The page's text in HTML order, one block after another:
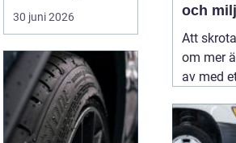
och ofta fuktigt
väder. Valet ...
30 juni 2026
och
Att
om mer
av med
skrotning
minskar